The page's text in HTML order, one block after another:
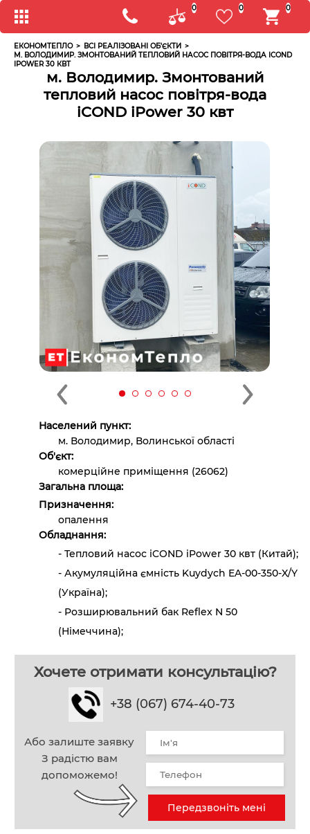
0 0 0
ЕКОНОМТЕПЛО > ВСІ РЕАЛІЗОВАНІ ОБ'ЄКТИ >
М. ВОЛОДИМИР. ЗМОНТОВАНИЙ ТЕПЛОВИЙ НАСОС ПОВІТРЯ-ВОДА ICOND
IPOWER 30 КВТ
м. Володимир. Змонтований
тепловий насос повітря-вода
iCOND iPower 30 квт
Населений пункт:
м. Володимир, Волинської області
Об'єкт:
комерційне приміщення (26062)
Загальна площа:
Призначення:
опалення
Обладнання:
- Тепловий насос iCOND iPower 30 квт (Китай);
- Акумуляційна ємність Kuydych EA-00-350-X/Y
(Україна);
- Розширювальний бак Reflex N 50
(Німеччина);
Хочете отримати консультацію?
+38 (067) 674-40-73
Або залиште заявку
З радістю вам
допоможемо!
Передзвоніть мені